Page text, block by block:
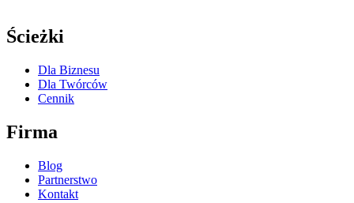
Ścieżki
Dla Biznesu
Dla Twórców
Cennik
Firma
Blog
Partnerstwo
Kontakt